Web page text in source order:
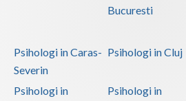
Bucuresti
Psihologi in Caras-
Severin
Psihologi in Cluj
Psihologi in
Psihologi in